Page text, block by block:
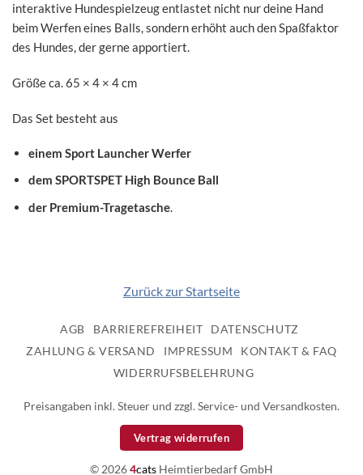
interaktive Hundespielzeug entlastet nicht nur deine Hand
beim Werfen eines Balls, sondern erhöht auch den Spaßfaktor
des Hundes, der gerne apportiert.
Größe ca. 65 × 4 × 4 cm
Das Set besteht aus
einem Sport Launcher Werfer
dem SPORTSPET High Bounce Ball
der Premium-Tragetasche.
Zurück zur Startseite
AGB BARRIEREFREIHEIT
DATENSCHUTZ
ZAHLUNG & VERSAND
IMPRESSUM
KONTAKT & FAQ
WIDERRUFSBELEHRUNG
Preisangaben inkl. Steuer und zzgl. Service- und Versandkosten.
Vertrag widerrufen
© 20264cats Heimtierbedarf GmbH